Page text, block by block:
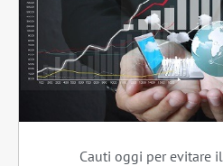
Cauti oggi per evitare